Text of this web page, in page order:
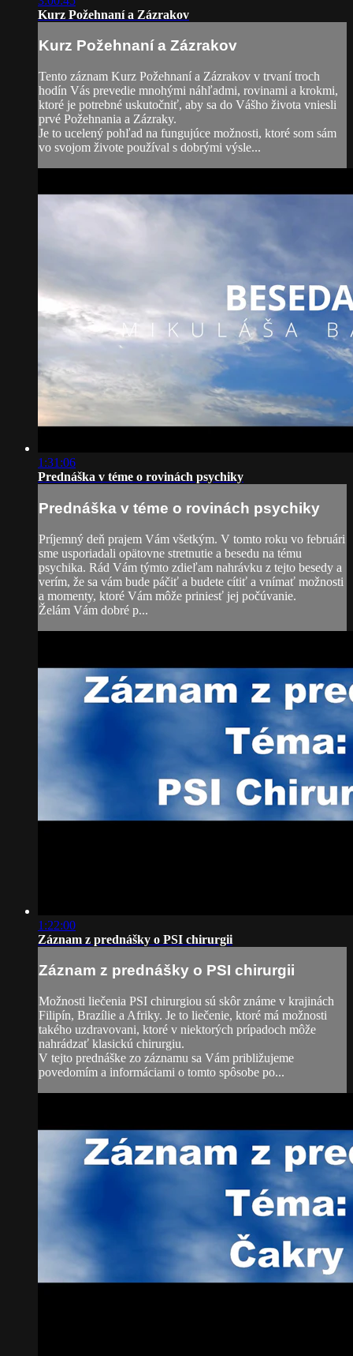
Kurz Požehnaní a Zázrakov
Kurz Požehnaní a Zázrakov
Tento záznam Kurz Požehnaní a Zázrakov v trvaní troch
hodín Vás prevedie mnohými náhľadmi, rovinami a krokmi,
ktoré je potrebné uskutočniť, aby sa do Vášho života vniesli
prvé Požehnania a Zázraky.
Je to ucelený pohľad na fungujúce možnosti, ktoré som sám
vo svojom živote používal s dobrými výsle...
1:31:06
Prednáška v téme o rovinách psychiky
Prednáška v téme o rovinách psychiky
Príjemný deň prajem Vám všetkým. V tomto roku vo februári
sme usporiadali opätovne stretnutie a besedu na tému
psychika. Rád Vám týmto zdieľam nahrávku z tejto besedy a
verím, že sa vám bude páčiť a budete cítiť a vnímať možnosti
a momenty, ktoré Vám môže priniesť jej počúvanie.
Želám Vám dobré p...
1:22:00
Záznam z prednášky o PSI chirurgii
Záznam z prednášky o PSI chirurgii
Možnosti liečenia PSI chirurgiou sú skôr známe v krajinách
Filipín, Brazílie a Afriky. Je to liečenie, ktoré má možnosti
takého uzdravovani, ktoré v niektorých prípadoch môže
nahrádzať klasickú chirurgiu.
V tejto prednáške zo záznamu sa Vám približujeme
povedomím a informáciami o tomto spôsobe po...